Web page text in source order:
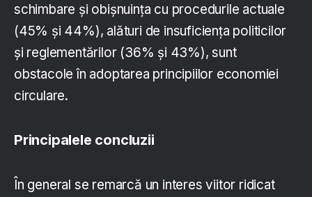
schimbare și obișnuința cu procedurile actuale
(45% și 44%), alături de insuficiența politicilor
și reglementărilor (36% și 43%), sunt
obstacole în adoptarea principiilor economiei
circulare.
Principalele concluzii
În general se remarcă un interes viitor ridicat